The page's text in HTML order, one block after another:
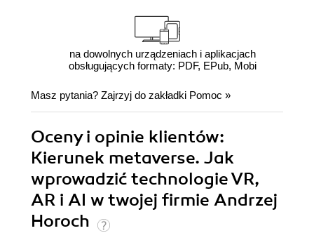
na dowolnych urządzeniach i aplikacjach
obsługujących formaty: PDF, EPub, Mobi
Masz pytania? Zajrzyj do zakładki Pomoc »
Oceny i opinie klientów:
Kierunek metaverse. Jak
wprowadzić technologie VR,
AR i AI w twojej firmie Andrzej
Horoch